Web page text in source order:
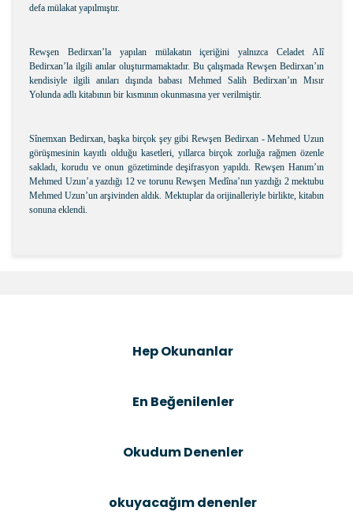
defa mülakat yapılmıştır.
Rewşen Bedirxan’la yapılan mülakatın içeriğini yalnızca Celadet Alî
Bedirxan’la ilgili anılar oluşturmamaktadır. Bu çalışmada Rewşen Bedirxan’ın
kendisiyle ilgili anıları dışında babası Mehmed Salih Bedirxan’ın Mısır
Yolunda adlı kitabının bir kısmının okunmasına yer verilmiştir.
Sînemxan Bedirxan, başka birçok şey gibi Rewşen Bedirxan - Mehmed Uzun
görüşmesinin kayıtlı olduğu kasetleri, yıllarca birçok zorluğa rağmen özenle
sakladı, korudu ve onun gözetiminde deşifrasyon yapıldı. Rewşen Hanım’ın
Mehmed Uzun’a yazdığı 12 ve torunu Rewşen Medîna’nın yazdığı 2 mektubu
Mehmed Uzun’un arşivinden aldık. Mektuplar da orijinalleriyle birlikte, kitabın
sonuna eklendi.
Ürün açıklamasında eksik bilgiler bulunuyor.
Ürün fiyatı diğer sitelerden daha pahalı.
Hep Okunanlar
En Beğenilenler
Okudum Denenler
okuyacağım denenler